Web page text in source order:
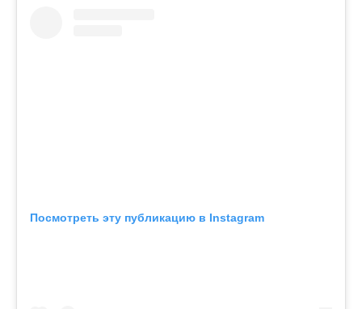
Посмотреть эту публикацию в Instagram